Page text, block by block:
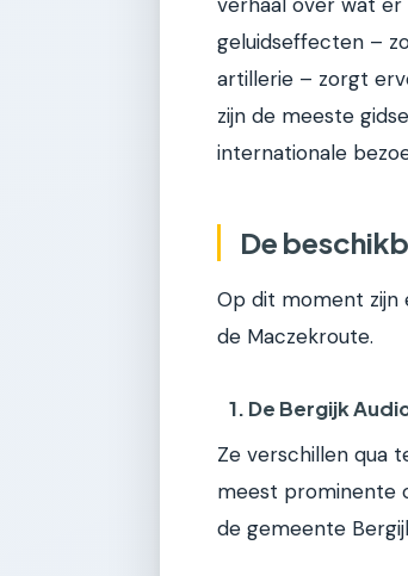
geluidseffecten –
artillerie – zorgt
zijn de meeste
internationale
De
Op dit moment zijn
de Maczekroute.
1. De Bergijk
Ze verschillen qua
meest prominente
de gemeente